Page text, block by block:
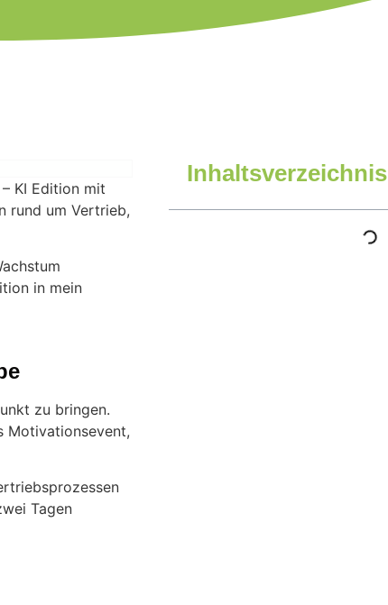
KI Edition mit
rund um Vertrieb,
in mein
zu bringen.
Motivationsevent,
Tagen
Inhaltsverzeichnis